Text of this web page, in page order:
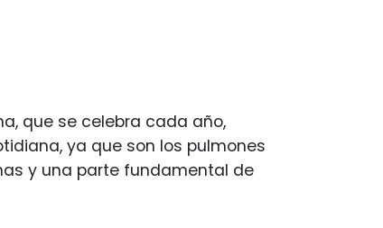
que se celebra cada año,
ya que son los pulmones
y una parte fundamental de